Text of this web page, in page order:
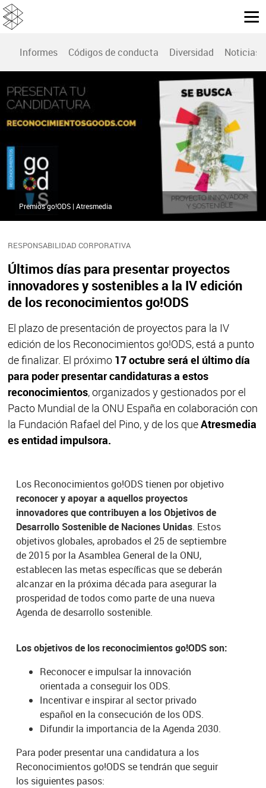
Informes Códigos de conducta Diversidad Noticias
RESPONSABILIDAD CORPORATIVA
Últimos días para presentar proyectos
innovadores y sostenibles a la IV edición
de los reconocimientos go!ODS
El plazo de presentación de proyectos para la IV
edición de los Reconocimientos go!ODS, está a punto
de finalizar. El próximo 17 octubre será el último día
para poder presentar candidaturas a estos
reconocimientos, organizados y gestionados por el
Pacto Mundial de la ONU España en colaboración con
la Fundación Rafael del Pino, y de los queAtresmedia
es entidad impulsora.
Premios go!ODS | Atresmedia
Los Reconocimientos go!ODS tienen por objetivo
reconocer y apoyar a aquellos proyectos
innovadores que contribuyen a los Objetivos de
Desarrollo Sostenible de Naciones Unidas. Estos
objetivos globales, aprobados el 25 de septiembre
de 2015 por la Asamblea General de la ONU,
establecen las metas especíﬁcas que se deberán
alcanzar en la próxima década para asegurar la
prosperidad de todos como parte de una nueva
Agenda de desarrollo sostenible.
Los objetivos de los reconocimientos go!ODS son:
Reconocer e impulsar la innovación
orientada a conseguir los ODS.
Incentivar e inspirar al sector privado
español en la consecución de los ODS.
Difundir la importancia de la Agenda 2030.
Para poder presentar una candidatura a los
Reconocimientos go!ODS se tendrán que seguir
los siguientes pasos: